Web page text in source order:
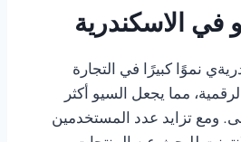
في الاسكندرية
نموًا كبيرًا في التجارة
مما يجعل السيو أكثر
ومع تزايد عدد المستخدمين